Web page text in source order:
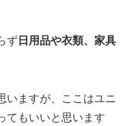
ず 日用品や衣類、家具
いますが、ここはユニ
てもいいと思います